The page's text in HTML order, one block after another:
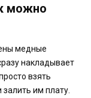
можно
медные
накладывает
взять
им плату.